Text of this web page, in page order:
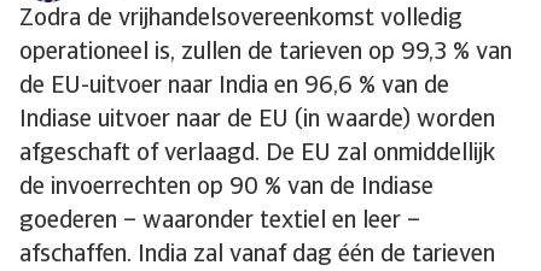
Zodra de vrijhandelsovereenkomst volledig
operationeel is, zullen de tarieven op 99,3 % van
de EU-uitvoer naar India en 96,6 % van de
Indiase uitvoer naar de EU (in waarde) worden
afgeschaft of verlaagd. De EU zal onmiddellijk
de invoerrechten op 90 % van de Indiase
goederen – waaronder textiel en leer –
afschaffen. India zal vanaf dag één de tarieven